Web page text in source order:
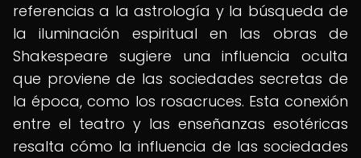
referencias a la astrología y la búsqueda de
la iluminación espiritual en las obras de
Shakespeare sugiere una influencia oculta
que proviene de las sociedades secretas de
la época, como los rosacruces. Esta conexión
entre el teatro y las enseñanzas esotéricas
resalta cómo la influencia de las sociedades